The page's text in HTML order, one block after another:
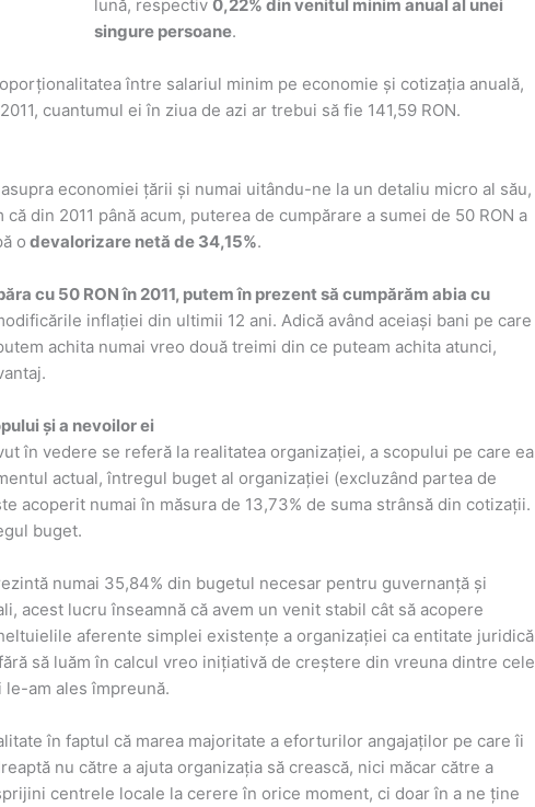
lună, respectiv 0,22% din venitul minim anual al unei
singure persoane.
între salariul minim pe economie și cotizația anuală,
cuantumul ei în ziua de azi ar trebui să fie 141,59 RON.
economiei țării și numai uitându-ne la un detaliu micro al său,
din 2011 până acum, puterea de cumpărare a sumei de 50 RON a
o devalorizare netă de 34,15%.
cu 50 RON în 2011, putem în prezent să cumpărăm abia cu
inflației din ultimii 12 ani. Adică având aceiași bani pe care
achita numai vreo două treimi din ce puteam achita atunci,
și a nevoilor ei
în vedere se referă la realitatea organizației, a scopului pe care ea
actual, întregul buget al organizației (excluzând partea de
acoperit numai în măsura de 13,73% de suma strânsă din cotizații.
buget.
numai 35,84% din bugetul necesar pentru guvernanță și
acest lucru înseamnă că avem un venit stabil cât să acopere
aferente simplei existențe a organizației ca entitate juridică
să luăm în calcul vreo inițiativă de creștere din vreuna dintre cele
am ales împreună.
în faptul că marea majoritate a eforturilor angajaților pe care îi
nu către a ajuta organizația să crească, nici măcar către a
centrele locale la cerere în orice moment, ci doar în a ne ține